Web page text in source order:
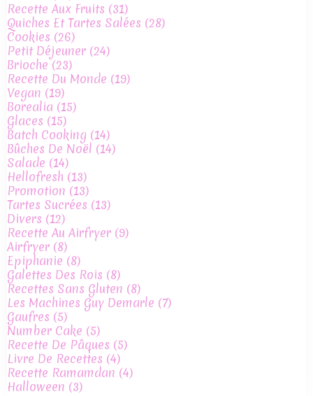
Recette Aux Fruits (31)
Quiches Et Tartes Salées (28)
Cookies (26)
Petit Déjeuner (24)
Brioche(23)
Recette Du Monde (19)
Vegan (19)
Borealia (15)
Glaces (15)
Batch Cooking (14)
Bûches De Noël (14)
Salade (14)
Hellofresh (13)
Promotion (13)
Tartes Sucrées (13)
Divers (12)
Recette Au Airfryer (9)
Airfryer (8)
Epiphanie (8)
Galettes Des Rois (8)
Recettes Sans Gluten (8)
Les Machines Guy Demarle (7)
Gaufres (5)
Number Cake (5)
Recette De Pâques (5)
Livre De Recettes (4)
Recette Ramamdan (4)
Halloween (3)